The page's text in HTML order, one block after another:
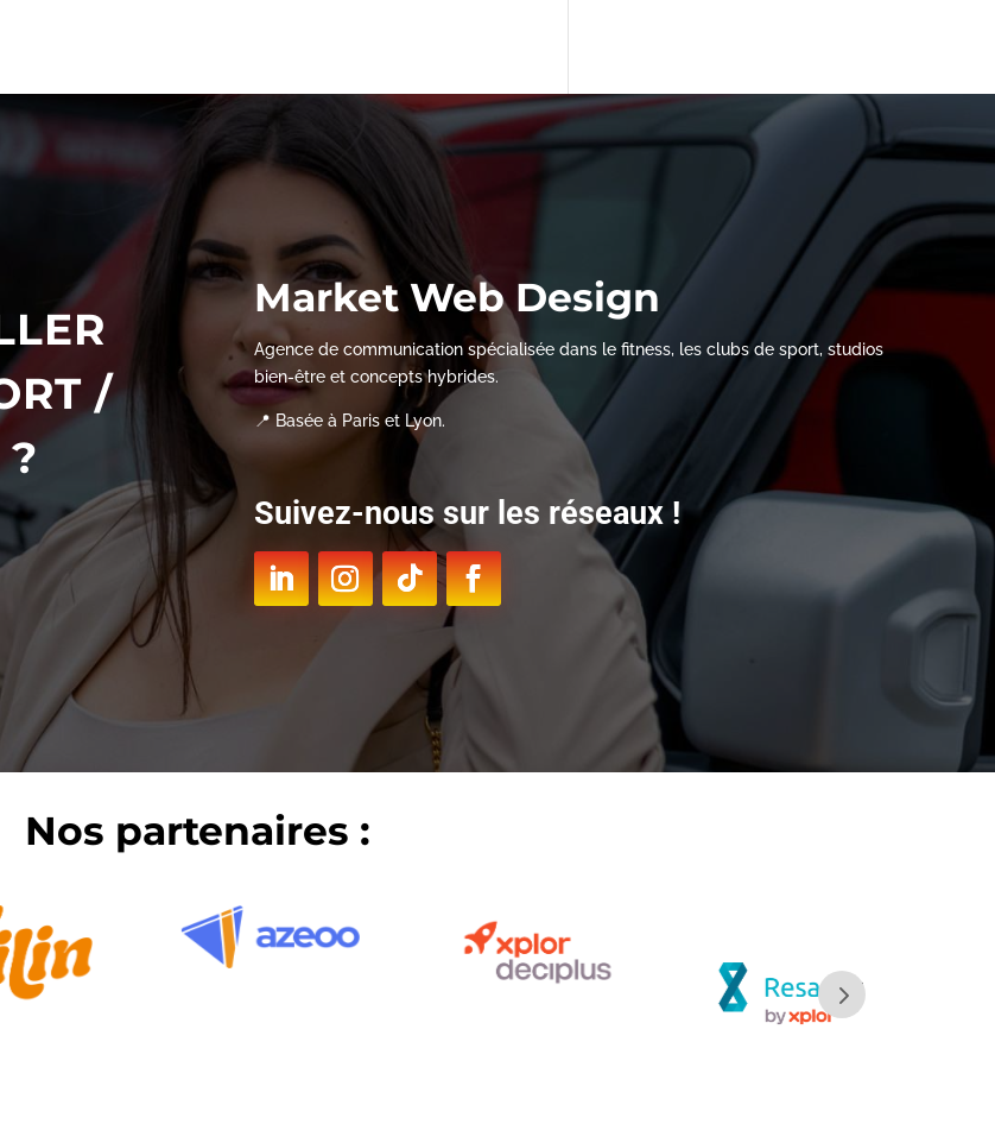
/
?
Market Web Design
Agence de communication spécialisée dans le fitness, les clubs de sport, studios
bien-être et concepts hybrides.
📍 Basée à Paris et Lyon.
Suivez-nous sur les réseaux !
Nos partenaires :